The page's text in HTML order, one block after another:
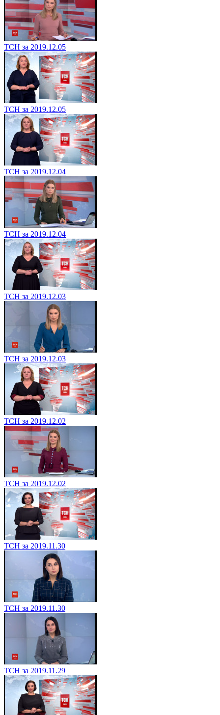
ТСН за 2019.12.05
ТСН за 2019.12.05
ТСН за 2019.12.04
ТСН за 2019.12.04
ТСН за 2019.12.03
ТСН за 2019.12.03
ТСН за 2019.12.02
ТСН за 2019.12.02
ТСН за 2019.11.30
ТСН за 2019.11.30
ТСН за 2019.11.29